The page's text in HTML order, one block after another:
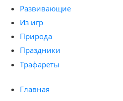
Развивающие
Из игр
Природа
Праздники
Трафареты
Главная